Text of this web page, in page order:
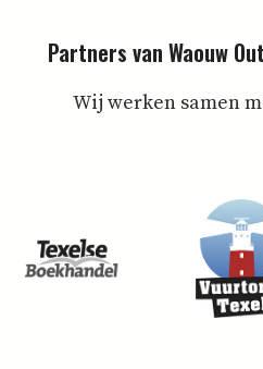
Partners van Waouw
Wij werken samen